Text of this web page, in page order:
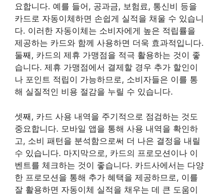
요합니다. 예를 들어, 공과금, 보험료, 통신비 등을
카드로 자동이체하면 손쉽게 실적을 채울 수 있습니
다. 이러한 자동이체는 소비자에게 높은 적립률을
제공하는 카드와 함께 사용하면 더욱 효과적입니다.
둘째, 카드의 제휴 가맹점을 적극 활용하는 것이 좋
습니다. 제휴 가맹점에서 결제할 경우 추가 할인이
나 포인트 적립이 가능하므로, 소비자들은 이를 통
해 실질적인 비용 절감을 누릴 수 있습니다.
셋째, 카드 사용 내역을 주기적으로 점검하는 것도
중요합니다. 모바일 앱을 통해 사용 내역을 확인하
고, 소비 패턴을 분석함으로써 더 나은 결정을 내릴
수 있습니다. 마지막으로, 카드의 프로모션이나 이
벤트를 체크하는 것이 좋습니다. 카드사에서는 다양
한 프로모션을 통해 추가 혜택을 제공하므로, 이를
잘 활용하면 자동이체 실적을 채우는 데 큰 도움이